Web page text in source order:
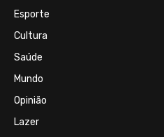
Esporte
Cultura
Saúde
Mundo
Opinião
Lazer